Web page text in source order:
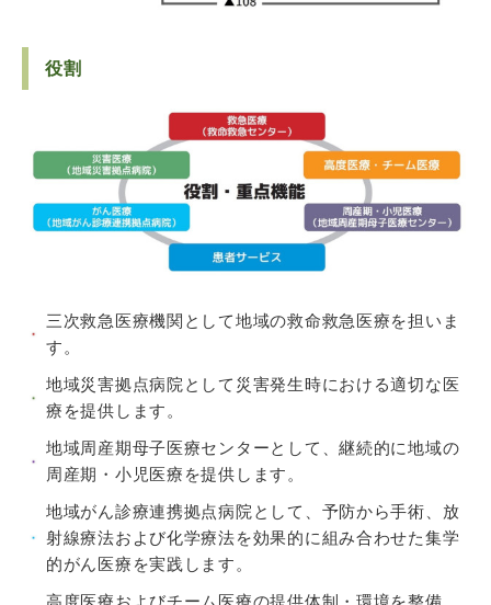
役割
三次救急医療機関として地域の救命救急医療を担いま
す。
地域災害拠点病院として災害発生時における適切な医
療を提供します。
地域周産期母子医療センターとして、継続的に地域の
周産期・小児医療を提供します。
地域がん診療連携拠点病院として、予防から手術、放
射線療法および化学療法を効果的に組み合わせた集学
的がん医療を実践します。
高度医療およびチーム医療の提供体制・環境を整備